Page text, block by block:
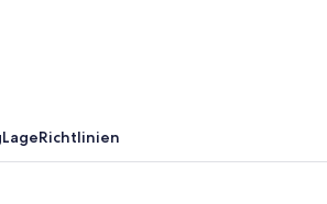
LageRichtlinien